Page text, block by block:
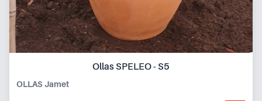
Ollas SPELEO - S5
OLLAS Jamet